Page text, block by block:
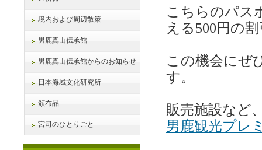
こちらのパス
える500円の
この機会にぜ
す。
販売施設など
男鹿観光プレ
境内および周辺散策
男鹿真山伝承館
男鹿真山伝承館からのお知らせ
日本海域文化研究所
頒布品
宮司のひとりごと